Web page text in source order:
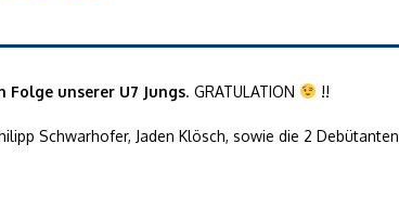
Folge unserer U7 Jungs. GRATULATION !!
Schwarhofer, Jaden Klösch, sowie die 2 Debütanten